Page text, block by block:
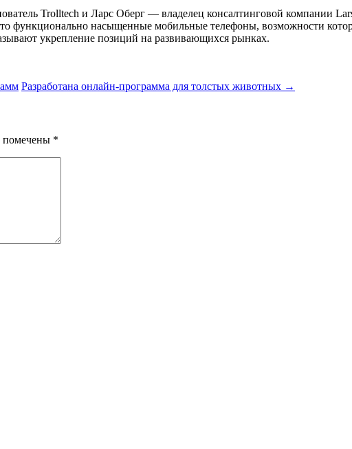
Trolltech и Ларс Оберг — владелец консалтинговой компании
функционально насыщенные мобильные телефоны, возможности
укрепление позиций на развивающихся рынках.
Разработана онлайн-программа для толстых животных →
помечены *